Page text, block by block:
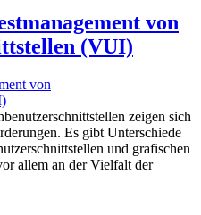
von
(VUI)
zeigen sich
Es gibt Unterschiede
und grafischen
allem an der Vielfalt der